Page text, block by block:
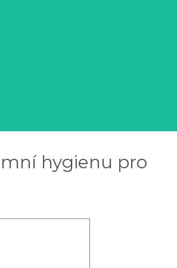
hygienu pro